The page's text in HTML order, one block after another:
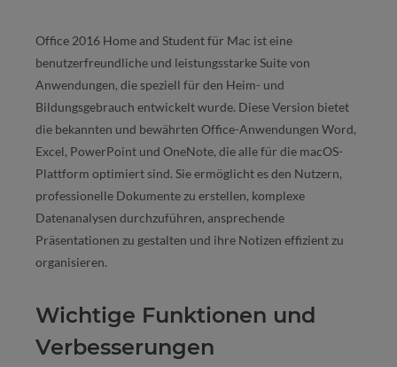
Office 2016 Home and Student für Mac ist eine
benutzerfreundliche und leistungsstarke Suite von
Anwendungen, die speziell für den Heim- und
Bildungsgebrauch entwickelt wurde. Diese Version bietet
die bekannten und bewährten Office-Anwendungen Word,
Excel, PowerPoint und OneNote, die alle für die macOS-
Plattform optimiert sind. Sie ermöglicht es den Nutzern,
professionelle Dokumente zu erstellen, komplexe
Datenanalysen durchzuführen, ansprechende
Präsentationen zu gestalten und ihre Notizen effizient zu
organisieren.
Wichtige Funktionen und
Verbesserungen